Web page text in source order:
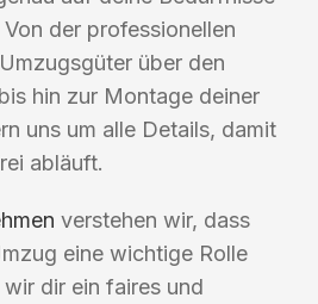
der professionellen
über den
hin zur Montage deiner
uns um alle Details, damit
abläuft.
verstehen wir, dass
eine wichtige Rolle
dir ein faires und